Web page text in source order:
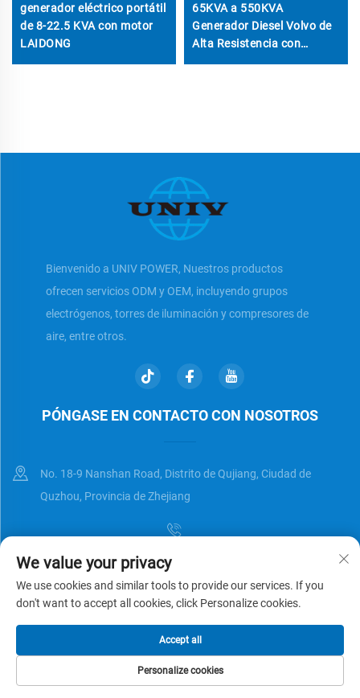
generador eléctrico portátil
de 8-22.5 KVA con motor
LAIDONG
65KVA a 550KVA
Generador Diesel Volvo de
Alta Resistencia con
Bienvenido a UNIV POWER, Nuestros productos
ofrecen servicios ODM y OEM, incluyendo grupos
electrógenos, torres de iluminación y compresores de
aire, entre otros.
PÓNGASE EN CONTACTO CON NOSOTROS
No. 18-9 Nanshan Road, Distrito de Qujiang, Ciudad de
Quzhou, Provincia de Zhejiang
[email protected]
Derechos de autor © Zhejiang Universal Trading Co.,Ltd. Reservados
Política de privacidad
CORREO
We value your privacy
We use cookies and similar tools to provide our services. If you
don't want to accept all cookies, click Personalize cookies.
Personalize cookies
Accept all